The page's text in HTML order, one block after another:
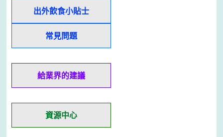
出外飲食小貼士
常見問題
給業界的建議
資源中心